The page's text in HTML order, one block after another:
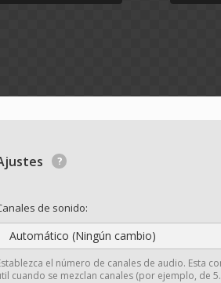
de sonido:
Automático (Ningún cambio)
el número de canales de audio. Esta
cuando se mezclan canales (por ejemplo, de